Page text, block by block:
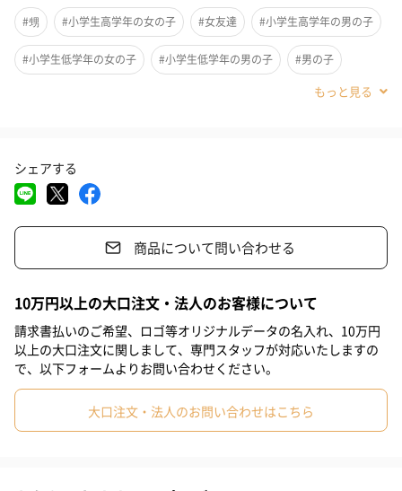
鍵盤とシロフォン、2種類の音色！
鍵盤を弾いて、シロフォンをスティックで叩いて、と1台で2種類
音に合わせてぴょこぴょこ動く！
鍵盤を押すと連動して丸いモチーフがぴょこぴょこと跳ねます。
自らの動きで音を出したり、モノを動かしたりして「できた！」
が五感で感じやすく、大きな喜びを感じ、お子さまの好奇心・も
っとやりたいという意欲を刺激します。
2本のスティックで一緒に演奏
シロフォン用のスティックが2本ついているので、両手で演奏した
り、兄弟や親子で一緒に演奏を楽しめます。本体にスティック用
#甥 #小学生高学年の女の子 #女友達 #小学生高学年の男の子
#小学生低学年の女の子 #小学生低学年の男の子 #男の子
#同僚男性
#2歳 #3歳
シェアする
商品について問い合わせる
10万円以上の大口注文・法人のお客様について
請求書払いのご希望、ロゴ等オリジナルデータの名入れ、10万円
以上の大口注文に関しまして、専門スタッフが対応いたしますの
で、以下フォームよりお問い合わせください。
大口注文・法人のお問い合わせはこちら